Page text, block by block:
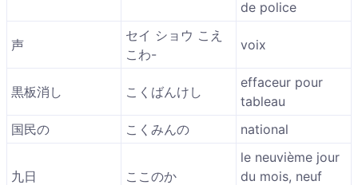
de police
声
セイ ショウ こえ
こわ-
voix
黒板消し こくばんけし
effaceur pour
tableau
国民の
こくみんの national
九日 ここのか
le neuvième jour
du mois, neuf